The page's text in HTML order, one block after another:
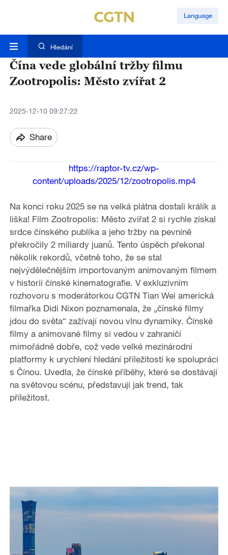
Language
Hledání
Čína vede globální tržby filmu
Zootropolis: Město zvířat 2
2025-12-10 09:27:22
Share
https://raptor-tv.cz/wp-
content/uploads/2025/12/zootropolis.mp4
Na konci roku 2025 se na velká plátna dostali králík a
liška! Film Zootropolis: Město zvířat 2 si rychle získal
srdce čínského publika a jeho tržby na pevnině
překročily 2 miliardy juanů. Tento úspěch překonal
několik rekordů, včetně toho, že se stal
nejvýdělečnějším importovaným animovaným filmem
v historii čínské kinematografie. V exkluzivním
rozhovoru s moderátorkou CGTN Tian Wei americká
filmařka Didi Nixon poznamenala, že „čínské filmy
jdou do světa“ zažívají novou vlnu dynamiky. Čínské
filmy a animované filmy si vedou v zahraničí
mimořádně dobře, což vede velké mezinárodní
platformy k urychlení hledání příležitostí ke spolupráci
s Čínou. Uvedla, že čínské příběhy, které se dostávají
na světovou scénu, představují jak trend, tak
příležitost.